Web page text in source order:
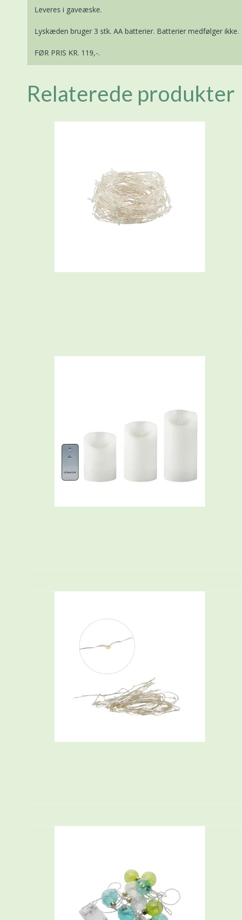
Leveres i gaveæske.
Lyskæden bruger 3 stk. AA batterier. Batterier medfølger ikke.
FØR PRIS KR. 119,-.
Relaterede produkter